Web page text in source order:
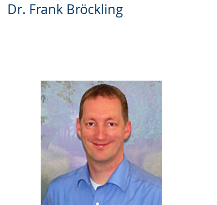
Dr. Frank Bröckling
Leichten
Audio-
Video
angezeigt.